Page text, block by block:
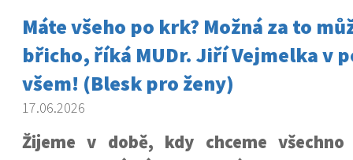
Máte všeho po krk? Možná za to
břicho, říká MUDr. Jiří Vejmelka v
všem! (Blesk pro ženy)
17.06.2026
Žijeme v době, kdy chceme všechno